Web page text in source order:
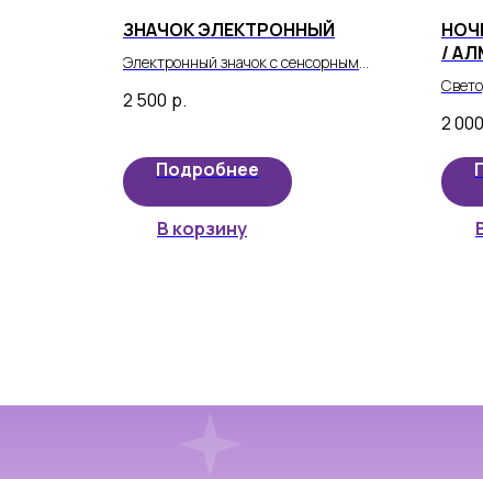
ЗНАЧОК ЭЛЕКТРОННЫЙ
Электронный значок с сенсорным
нового поколения, которое объединяет в
современные технологии.
2 500 р.
Подробнее
В корзину
/
2 000